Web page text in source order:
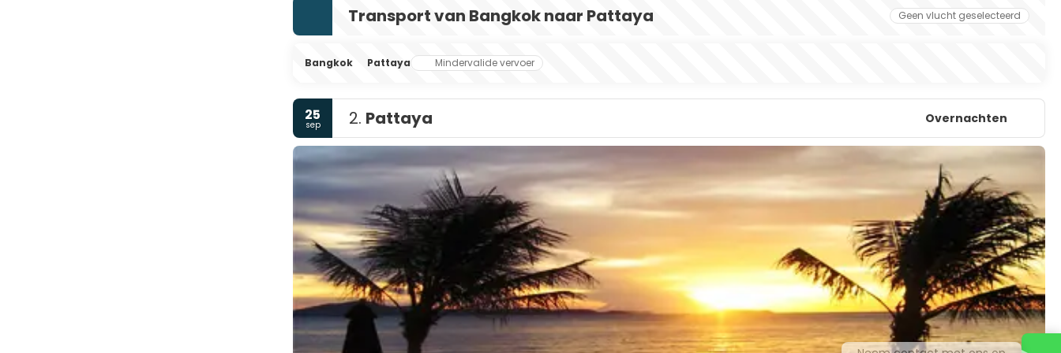
Transport van Bangkok naar Pattaya Geen vlucht geselecteerd
Bangkok Pattaya Mindervalide vervoer
25
sep 2. Pattaya Overnachten